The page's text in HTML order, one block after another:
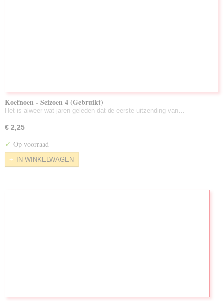
Koefnoen - Seizoen 4 (Gebruikt)
Het is alweer wat jaren geleden dat de eerste uitzending van…
€ 2,25
✓ Op voorraad
IN WINKELWAGEN